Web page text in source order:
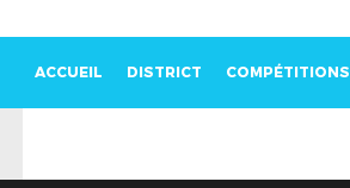
ACCUEIL DISTRICT COMPÉTITIONS